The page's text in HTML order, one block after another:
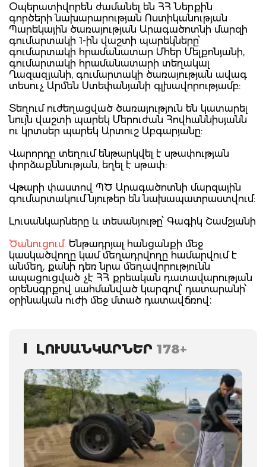
Օպերատիվորեն ժամանել են ՀՀ Ներքին
գործերի նախարարության Ոստիկանության
Պարեկային ծառայության Արագածոտնի մարզի
գումարտակի 1-ին վաշտի պարեկները՝
գումարտակի հրամանատար Մհեր Մելքոնյանի,
գումարտակի հրամանատարի տեղակալ
Ղազազյանի, գումարտակի ծառայության ավագ
տեսուչ Արմեն Ստեփանյանի գլխավորությամբ:
Տեղում ուժեղացված ծառայություն են կատարել
նույն վաշտի պարեկ Մերուժան Հովհաննիսյանն
ու կրտսեր պարեկ Արտուշ Աբգարյանը:
Վարորդը տեղում ենթարկվել է սթափության
փորձաքննության, եղել է սթափ:
Վթարի փաստով ՊԾ Արագածոտնի մարզային
գումարտակում նյութեր են նախապատրաստվում:
Լուսանկարները և տեսանյութը՝ Գագիկ Շամշյանի
Ծանուցում. Ենթադրյալ հանցանքի մեջ
կասկածվողը կամ մեղադրվողը համարվում է
անմեղ, քանի դեռ նրա մեղավորությունն
ապացուցված չէ ՀՀ քրեական դատավարության
օրենսգրքով սահմանված կարգով՝ դատարանի՝
օրինական ուժի մեջ մտած դատավճռով։
ԼՈՒՍԱՆԿԱՐՆԵՐ 178+